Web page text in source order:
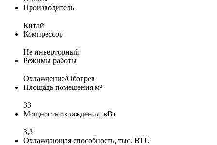
Производитель
Китай
Компрессор
Не инверторный
Режимы работы
Охлаждение/Обогрев
Площадь помещения м²
33
Мощность охлаждения, кВт
3,3
Охлаждающая способность, тыс. BTU